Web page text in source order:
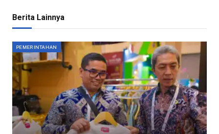
Berita Lainnya
PEMERINTAHAN